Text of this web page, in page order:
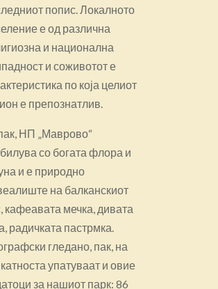
попис. Локалното
е од различна
и национална
и соживотот е
по која целиот
е препознатлив.
НП „Маврово“
со богата флора и
и е природно
на балканскиот
кафеавата мечка, дивата
радичката пастрмка.
гледано, пак, на
упатуваат и овие
за нашиот парк: 86